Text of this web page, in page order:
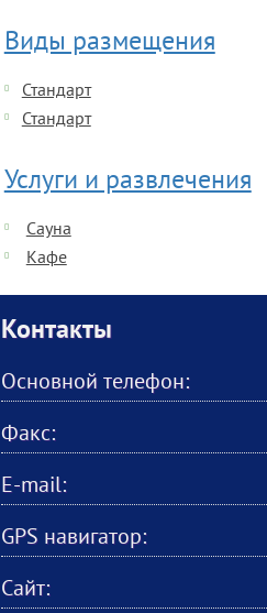
Виды размещения
Стандарт
Стандарт
Услуги и развлечения
Сауна
Кафе
Контакты
Основной телефон:
Факс:
E-mail:
GPS навигатор:
Сайт: